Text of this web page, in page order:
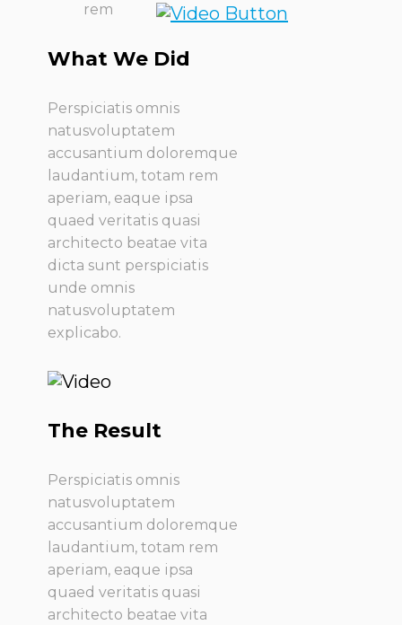
rem
What We Did
Perspiciatis omnis
natusvoluptatem
accusantium doloremque
laudantium, totam rem
aperiam, eaque ipsa
quaed veritatis quasi
architecto beatae vita
dicta sunt perspiciatis
unde omnis
natusvoluptatem
explicabo.
The Result
Perspiciatis omnis
natusvoluptatem
accusantium doloremque
laudantium, totam rem
aperiam, eaque ipsa
quaed veritatis quasi
architecto beatae vita